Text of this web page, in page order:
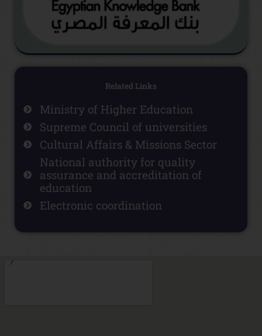
Related Links
Ministry of Higher Education
Supreme Council of universities
Cultural Affairs & Missions Sector
National authority for quality
assurance and accreditation of
education
Electronic coordination